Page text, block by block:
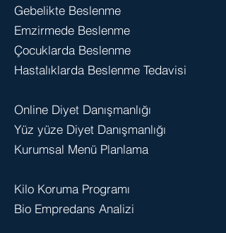
Gebelikte Beslenme
Emzirmede Beslenme
Çocuklarda Beslenme
Hastalıklarda Beslenme Tedavisi
Online Diyet Danışmanlığı
Yüz yüze Diyet Danışmanlığı
Kurumsal Menü Planlama
Kilo Koruma Programı
Bio Empredans Analizi